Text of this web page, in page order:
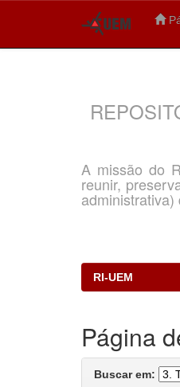
A missão do
reunir,
RI-UEM
Página
Buscar em: